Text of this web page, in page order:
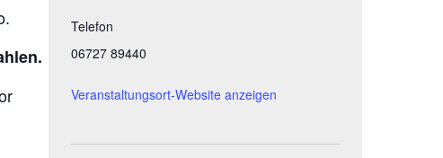
Telefon
06727 89440
Veranstaltungsort-Website anzeigen